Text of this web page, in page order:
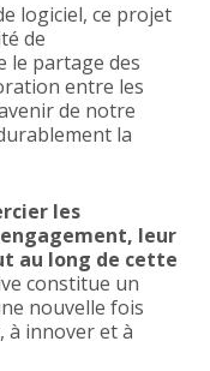
logiciel, ce projet
de
le partage des
entre les
de notre
la
les
leur
au long de cette
constitue un
nouvelle fois
à innover et à